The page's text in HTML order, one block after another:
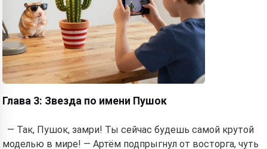
Глава 3: Звезда по имени Пушок
— Так, Пушок, замри! Ты сейчас будешь самой крутой
моделью в мире! — Артём подпрыгнул от восторга, чуть